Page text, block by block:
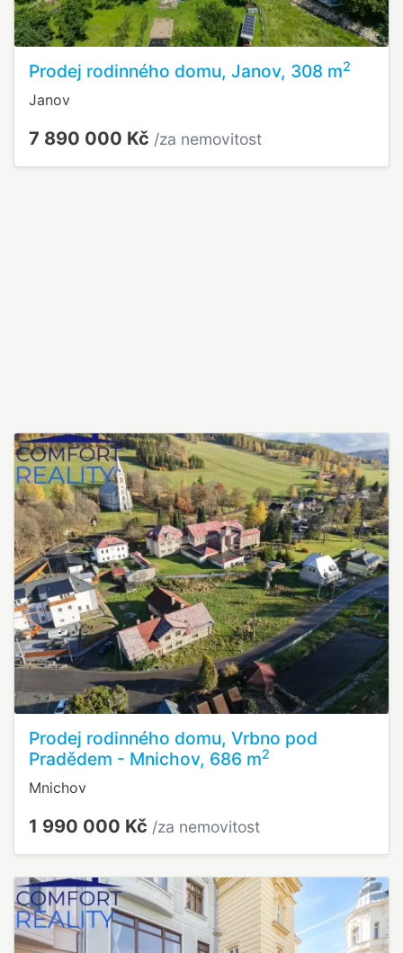
Prodej rodinného domu, Janov, 308 m2
Janov
7 890 000 Kč /za nemovitost
Prodej rodinného domu, Vrbno pod
Pradědem - Mnichov, 686 m2
Mnichov
1 990 000 Kč /za nemovitost